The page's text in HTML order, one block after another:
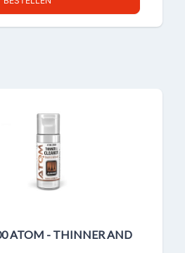
ATOM - THINNER AND